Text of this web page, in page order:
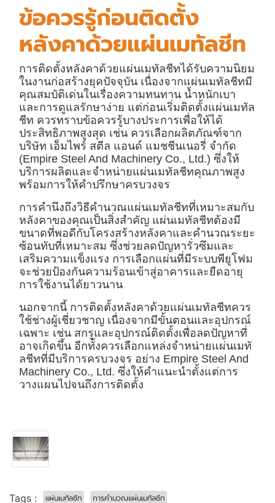
ข้อควรรู้ก่อนติดตั้ง
หลังคาด้วยแผ่นเมทัลชีท
การติดตั้งหลังคาด้วยแผ่นเมทัลชีทได้รับความนิยม
ในงานก่อสร้างยุคปัจจุบัน เนื่องจากแผ่นเมทัลชีทมี
คุณสมบัติเด่นในเรื่องความทนทาน น้ำหนักเบา
และการดูแลรักษาง่าย แต่ก่อนเริ่มติดตั้งแผ่นเมทัล
ชีท ควรทราบข้อควรรู้บางประการเพื่อให้ได้
ประสิทธิภาพสูงสุด เช่น ควรเลือกผลิตภัณฑ์จาก
บริษัท เอ็มไพร์ สตีล แอนด์ แมชชีนเนอรี่ จำกัด
(Empire Steel And Machinery Co., Ltd.) ซึ่งให้
บริการผลิตและจำหน่ายแผ่นเมทัลชีทคุณภาพสูง
พร้อมการให้คำปรึกษาครบวงจร
การคำนึงถึงวิธีคำนวณแผ่นเมทัลชีทที่เหมาะสมกับ
หลังคาของคุณเป็นสิ่งสำคัญ แผ่นเมทัลชีทต้องมี
ขนาดที่พอดีกับโครงสร้างหลังคาและคำนวณระยะ
ซ้อนทับที่เหมาะสม ซึ่งช่วยลดปัญหารั่วซึมและ
เสริมความแข็งแรง การเลือกแผ่นที่มีระบบพียูโฟม
จะช่วยป้องกันความร้อนเข้าสู่อาคารและยืดอายุ
การใช้งานได้ยาวนาน
นอกจากนี้ การติดตั้งหลังคาด้วยแผ่นเมทัลชีทควร
ใช้ช่างผู้เชี่ยวชาญ เนื่องจากมีขั้นตอนและอุปกรณ์
เฉพาะ เช่น สกรูและอุปกรณ์ติดตั้งเพื่อลดปัญหาที่
อาจเกิดขึ้น อีกทั้งควรเลือกแหล่งจำหน่ายแผ่นเมทั
ลชีทที่มีบริการครบวงจร อย่าง Empire Steel And
Machinery Co., Ltd. ซึ่งให้คำแนะนำตั้งแต่การ
วางแผนไปจนถึงการติดตั้ง
Tags : แผ่นเมทัลชีท การคำนวณแผ่นเมทัลชีท